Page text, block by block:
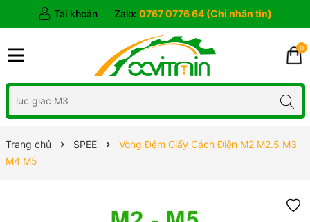
Tài khoản Zalo: 0767 0776 64 (Chỉ nhắn tin)
0
Trang chủ SPEE
Vòng Đệm Giấy Cách Điện M2 M2.5 M3
M4 M5